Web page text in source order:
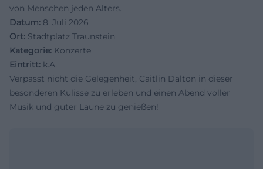
von Menschen jeden Alters.
Datum: 8. Juli 2026
Ort: Stadtplatz Traunstein
Kategorie: Konzerte
Eintritt: k.A.
Verpasst nicht die Gelegenheit, Caitlin Dalton in dieser
besonderen Kulisse zu erleben und einen Abend voller
Musik und guter Laune zu genießen!